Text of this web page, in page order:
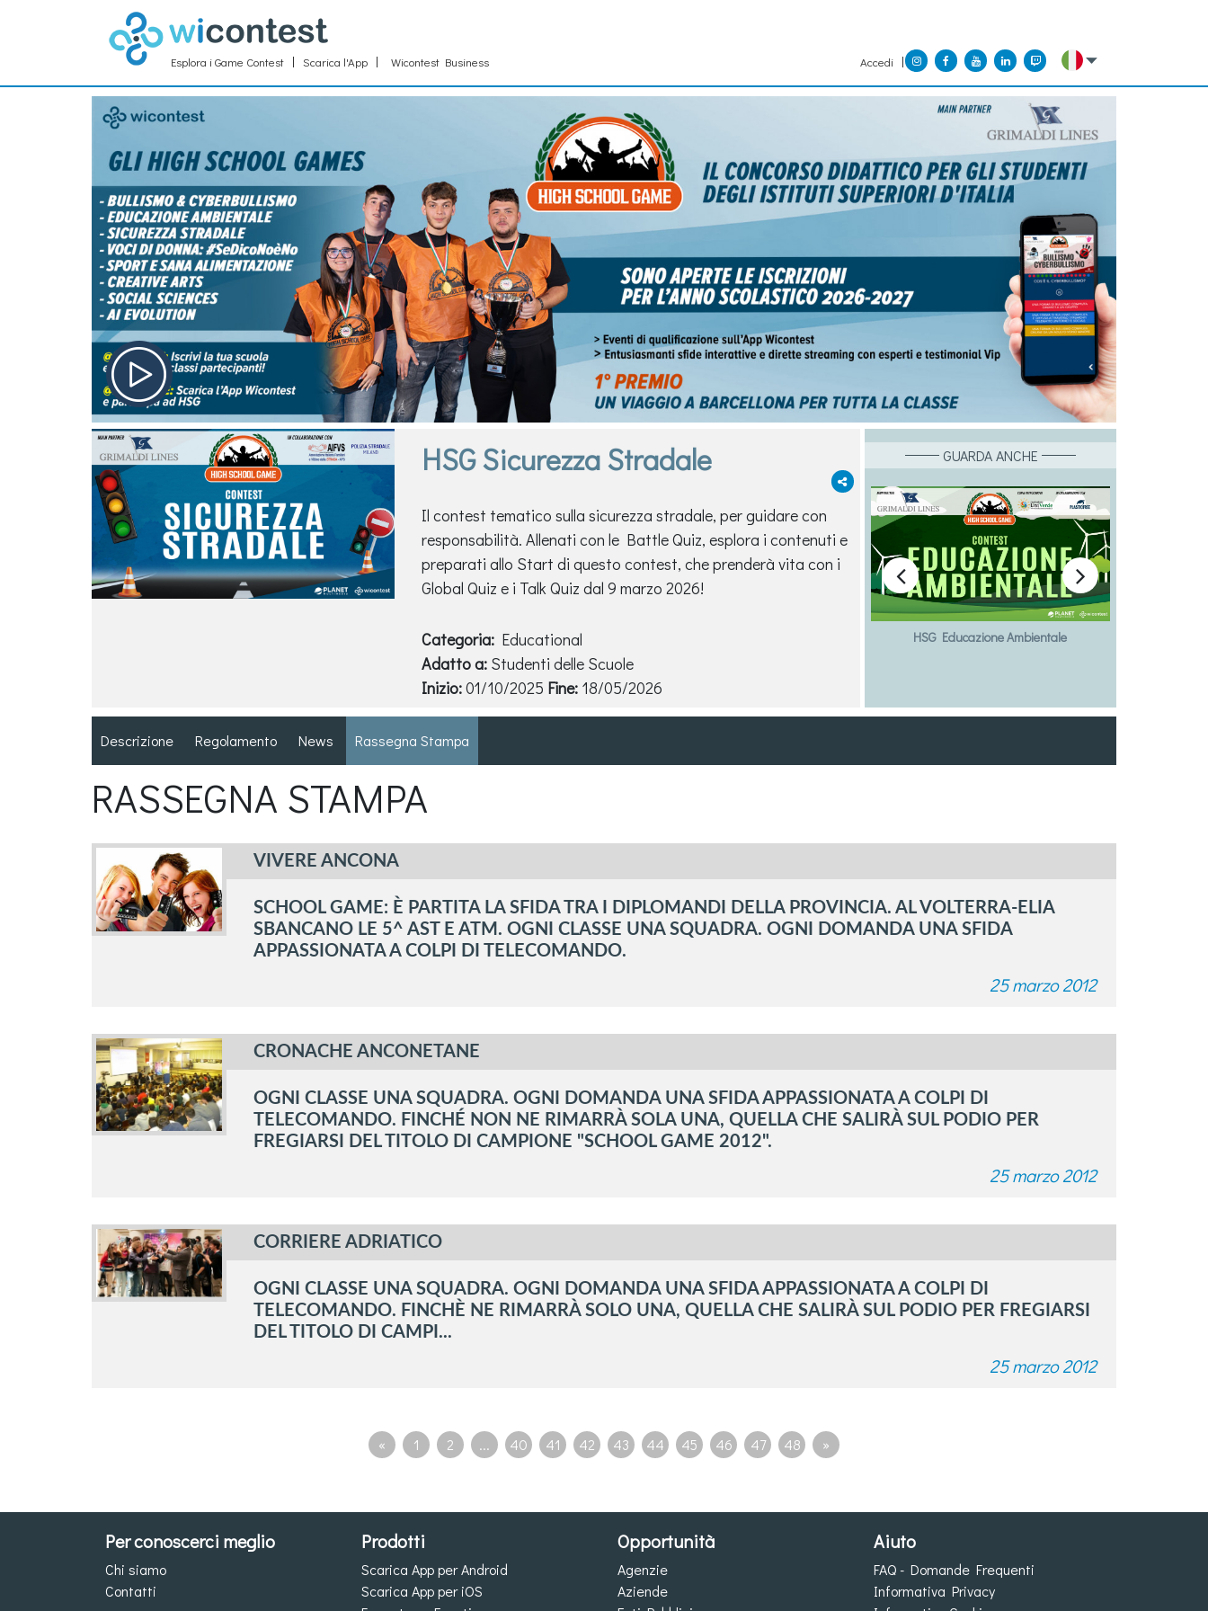
Esplora i Game Contest Scarica l'App Wicontest Business Accedi
HSG Sicurezza Stradale
Il contest tematico sulla sicurezza stradale, per guidare con
responsabilità. Allenati con le Battle Quiz, esplora i contenuti e
preparati allo Start di questo contest, che prenderà vita con i
Global Quiz e i Talk Quiz dal 9 marzo 2026!
Categoria:Educational
Adatto a:Studenti delle Scuole
Inizio:01/10/2025 Fine:18/05/2026
GUARDA ANCHE
HSG Educazione Ambientale
 
Descrizione Regolamento News Rassegna Stampa
RASSEGNA STAMPA
VIVERE ANCONA
SCHOOL GAME: È PARTITA LA SFIDA TRA I DIPLOMANDI DELLA PROVINCIA. AL VOLTERRA-ELIA
SBANCANO LE 5^ AST E ATM. OGNI CLASSE UNA SQUADRA. OGNI DOMANDA UNA SFIDA
APPASSIONATA A COLPI DI TELECOMANDO.
25 marzo 2012
CRONACHE ANCONETANE
OGNI CLASSE UNA SQUADRA. OGNI DOMANDA UNA SFIDA APPASSIONATA A COLPI DI
TELECOMANDO. FINCHÉ NON NE RIMARRÀ SOLA UNA, QUELLA CHE SALIRÀ SUL PODIO PER
FREGIARSI DEL TITOLO DI CAMPIONE "SCHOOL GAME 2012".
25 marzo 2012
CORRIERE ADRIATICO
OGNI CLASSE UNA SQUADRA. OGNI DOMANDA UNA SFIDA APPASSIONATA A COLPI DI
TELECOMANDO. FINCHÈ NE RIMARRÀ SOLO UNA, QUELLA CHE SALIRÀ SUL PODIO PER FREGIARSI
DEL TITOLO DI CAMPI...
25 marzo 2012
« 1 2 ... 40 41 42 43 44 45 46 47 48 »
Per conoscerci meglio
Chi siamo
Contatti
Prodotti
Scarica App per Android
Scarica App per iOS
Opportunità
Agenzie
Aziende
Aiuto
FAQ - Domande Frequenti
Informativa Privacy